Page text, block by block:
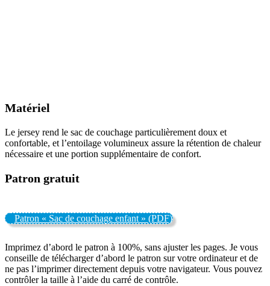
Matériel
Le jersey rend le sac de couchage particulièrement doux et
confortable, et l’entoilage volumineux assure la rétention de chaleur
nécessaire et une portion supplémentaire de confort.
Patron gratuit
Patron « Sac de couchage enfant » (PDF)
Imprimez d’abord le patron à 100%, sans ajuster les pages. Je vous
conseille de télécharger d’abord le patron sur votre ordinateur et de
ne pas l’imprimer directement depuis votre navigateur. Vous pouvez
contrôler la taille à l’aide du carré de contrôle.